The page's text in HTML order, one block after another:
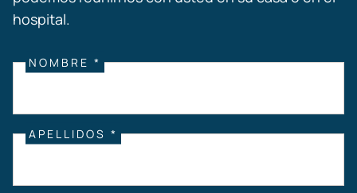
hospital.
NOMBRE *
APELLIDOS *